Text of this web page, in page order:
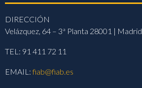
DIRECCIÓN
Velázquez, 64 – 3ª Planta 28001 | Madrid
TEL: 91 411 72 11
EMAIL:fiab@fiab.es